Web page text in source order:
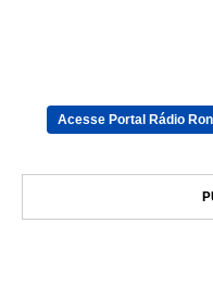
Acesse Portal Rádio